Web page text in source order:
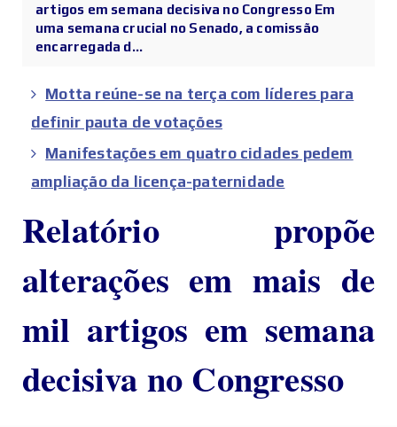
artigos em semana decisiva no Congresso Em
uma semana crucial no Senado, a comissão
encarregada d...
Motta reúne-se na terça com líderes para
definir pauta de votações
Manifestações em quatro cidades pedem
ampliação da licença-paternidade
Relatório propõe
alterações em mais de
mil artigos em semana
decisiva no Congresso